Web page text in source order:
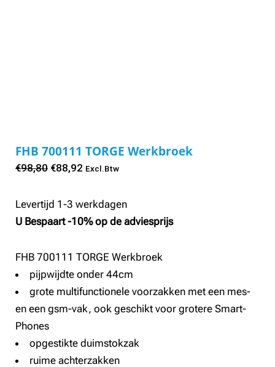
FHB 700111 TORGE Werkbroek
€98,80 Oorspronkelijke
was:
€98,80.
€88,92 Huidige
is:
€88,92.
Excl.Btw
Levertijd 1-3 werkdagen
U Bespaart -10% op de adviesprijs
FHB 700111 TORGE Werkbroek
pijpwijdte onder 44cm
grote multifunctionele voorzakken met een mes-
en een gsm-vak, ook geschikt voor grotere Smart-
Phones
opgestikte duimstokzak
ruime achterzakken